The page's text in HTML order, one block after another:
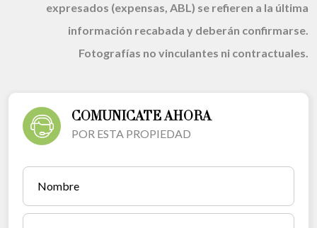
expresados (expensas, ABL) se refieren a la última
información recabada y deberán confirmarse.
Fotografías no vinculantes ni contractuales.
COMUNICATE AHORA
POR ESTA PROPIEDAD